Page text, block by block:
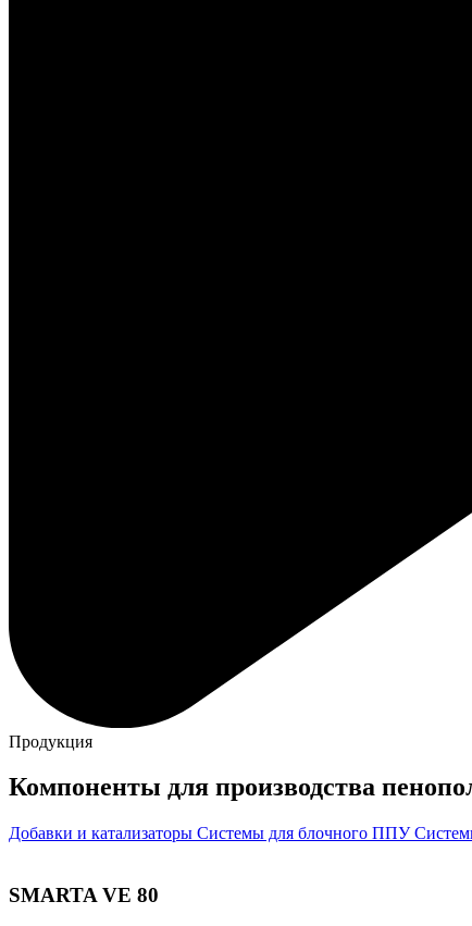
Продукция
Компоненты для производства
Добавки и катализаторы Системы для блочного ППУ
SMARTA VE 80